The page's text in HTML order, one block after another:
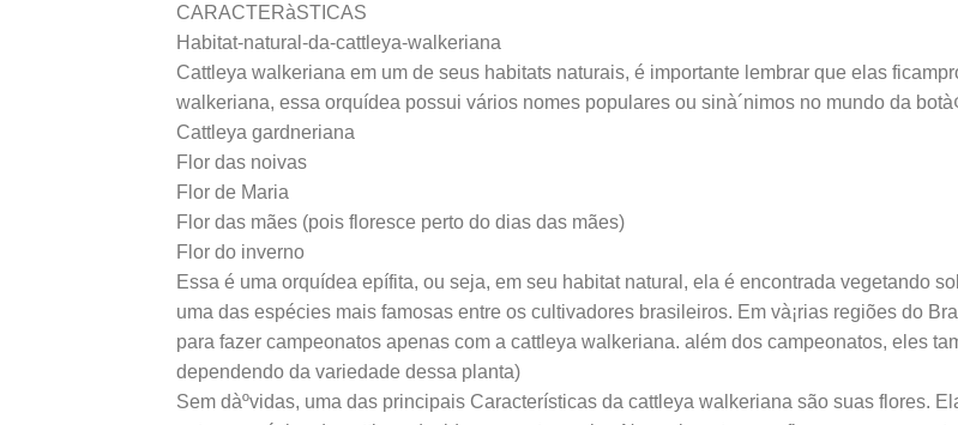
CARACTERàSTICAS
Habitat-natural-da-cattleya-walkeriana
Cattleya walkeriana em um de seus habitats naturais, é importante lembrar que elas
walkeriana, essa orquídea possui vários nomes populares ou sinà´nimos no mundo da
Cattleya gardneriana
Flor das noivas
Flor de Maria
Flor das mães (pois floresce perto do dias das mães)
Flor do inverno
Essa é uma orquídea epífita, ou seja, em seu habitat natural, ela é encontrada vegetando
uma das espécies mais famosas entre os cultivadores brasileiros. Em và¡rias regiões do
para fazer campeonatos apenas com a cattleya walkeriana. além dos campeonatos, eles
dependendo da variedade dessa planta)
Sem dàºvidas, uma das principais Características da cattleya walkeriana são suas flores.